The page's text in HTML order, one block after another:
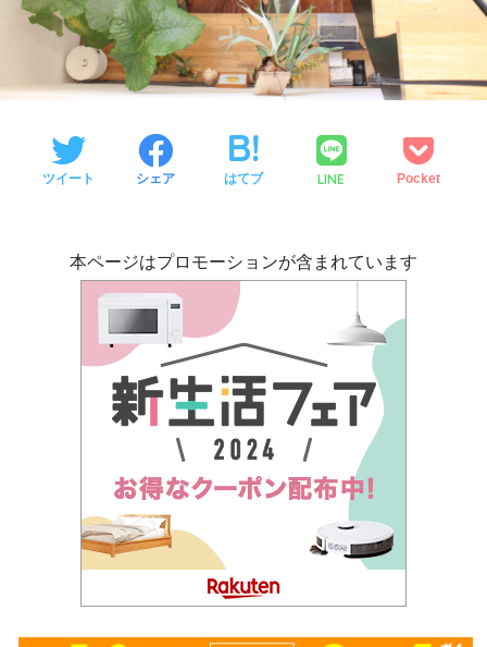
ツイート シェア はてブ LINE Pocket
本ページはプロモーションが含まれています